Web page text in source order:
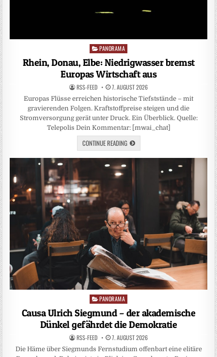
Posted
in
PANORAMA
Rhein, Donau, Elbe: Niedrigwasser bremst
Europas Wirtschaft aus
RSS-FEED 7. AUGUST 2026
Europas Flüsse erreichen historische Tiefststände – mit
gravierenden Folgen. Kraftstoffpreise steigen und die
Stromversorgung gerät unter Druck. Ein Überblick. Quelle:
Telepolis Dein Kommentar: [mwai_chat]
CONTINUE READING
Posted
PANORAMA
Causa Ulrich Siegmund – der akademische
Dünkel gefährdet die Demokratie
RSS-FEED 7. AUGUST 2026
Die Häme über Siegmunds Fernstudium offenbart eine elitäre